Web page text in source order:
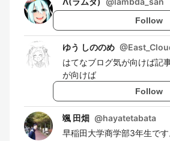
Follow
ゆう しののめ @
はてなブログ気が向けば記
が向けば
Follow
颯 田畑 @hayatetabata
早稲田大学商学部3年生で